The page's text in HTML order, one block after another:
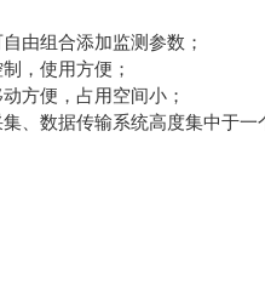
由组合添加监测参数；
，使用方便；
方便，占用空间小；
、数据传输系统高度集中于